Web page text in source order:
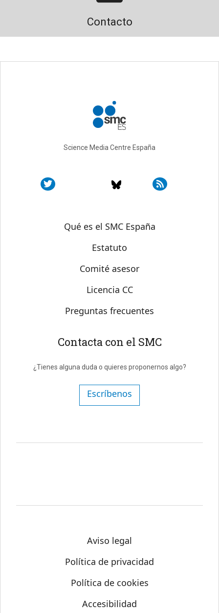
Contacto
Science Media Centre España
Sobre SMC España
Qué es el SMC España
Estatuto
Comité asesor
Licencia CC
Preguntas frecuentes
Contacta con el SMC
¿Tienes alguna duda o quieres proponernos algo?
Escríbenos
Aviso legal
Política de privacidad
Política de cookies
Accesibilidad